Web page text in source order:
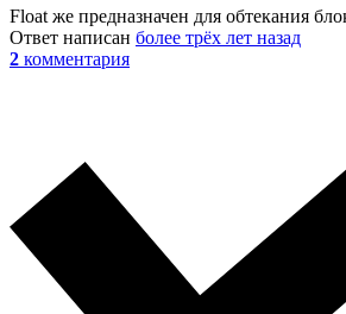
Float же предназначен для обтекания
Ответ написан более трёх лет назад
2 комментария